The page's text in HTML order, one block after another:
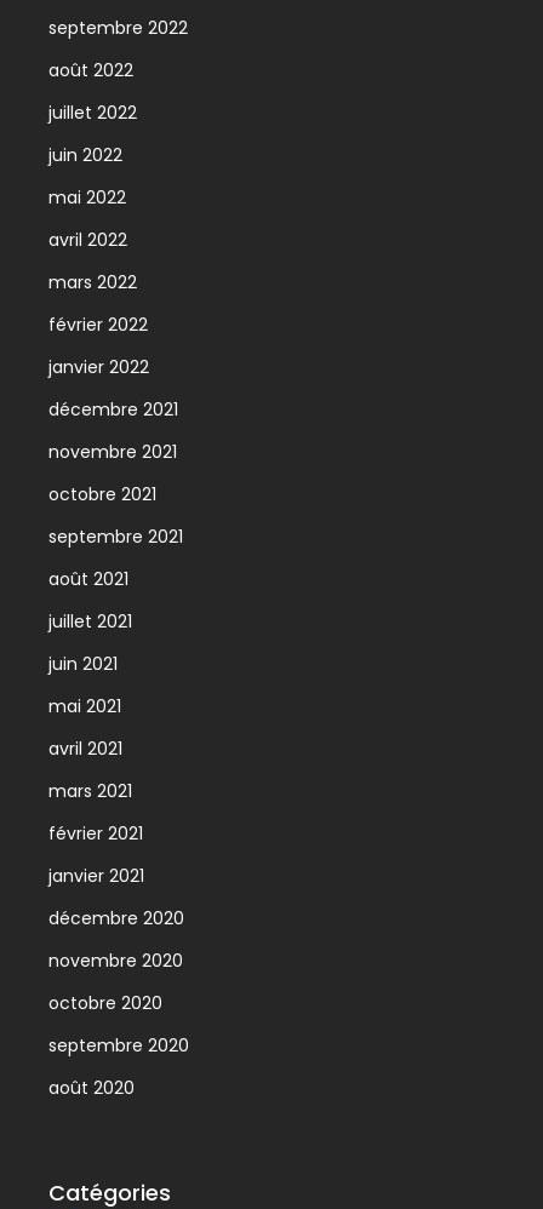
septembre 2022
août 2022
juillet 2022
juin 2022
mai 2022
avril 2022
mars 2022
février 2022
janvier 2022
décembre 2021
novembre 2021
octobre 2021
septembre 2021
août 2021
juillet 2021
juin 2021
mai 2021
avril 2021
mars 2021
février 2021
janvier 2021
décembre 2020
novembre 2020
octobre 2020
septembre 2020
août 2020
Catégories